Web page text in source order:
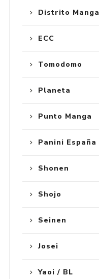
Distrito Manga
ECC
Tomodomo
Planeta
Punto Manga
Panini España
Shonen
Shojo
Seinen
Josei
Yaoi / BL